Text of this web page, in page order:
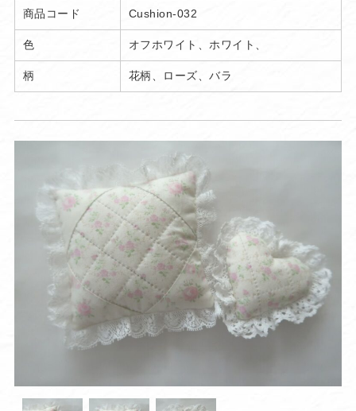
商品コード Cushion-032
色 オフホワイト、ホワイト、
柄 花柄、ローズ、バラ